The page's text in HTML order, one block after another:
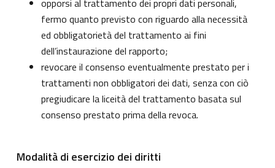
opporsi al trattamento dei propri dati personali,
fermo quanto previsto con riguardo alla necessità
ed obbligatorietà del trattamento ai fini
dell’instaurazione del rapporto;
revocare il consenso eventualmente prestato per i
trattamenti non obbligatori dei dati, senza con ciò
pregiudicare la liceità del trattamento basata sul
consenso prestato prima della revoca.
Modalità di esercizio dei diritti